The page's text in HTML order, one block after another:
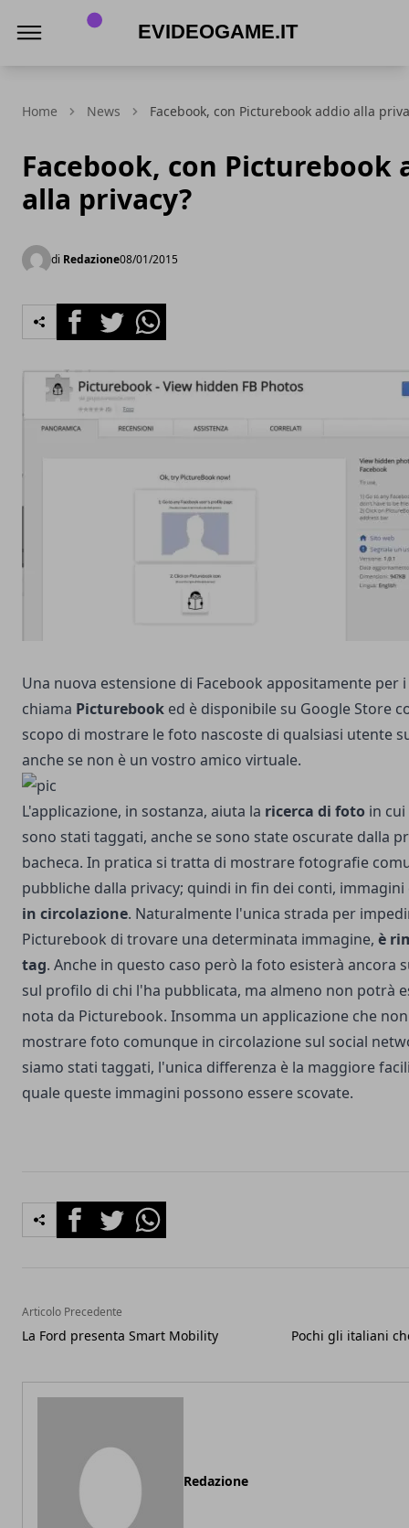
Home News Facebook, con Picturebook addio alla
Facebook, con Picturebook
alla privacy?
di Redazione08/01/2015
FacebookTwitterWhatsapp
Una nuova estensione di Facebook appositamente per
chiama Picturebook ed è disponibile su Google Store
scopo di mostrare le foto nascoste di qualsiasi utente
anche se non è un vostro amico virtuale.
L'applicazione, in sostanza, aiuta la ricerca di foto in
sono stati taggati, anche se sono state oscurate dalla
bacheca. In pratica si tratta di mostrare fotografie
pubbliche dalla privacy; quindi in fin dei conti,
in circolazione. Naturalmente l'unica strada per
Picturebook di trovare una determinata immagine, è
tag. Anche in questo caso però la foto esisterà ancora
sul profilo di chi l'ha pubblicata, ma almeno non potrà
nota da Picturebook. Insomma un applicazione che
mostrare foto comunque in circolazione sul social
siamo stati taggati, l'unica differenza è la maggiore
quale queste immagini possono essere scovate.
FacebookTwitterWhatsapp
Articolo Precedente
La Ford presenta Smart Mobility Pochi gli italiani
Redazione